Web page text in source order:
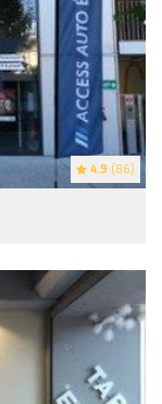
4.9 (86)